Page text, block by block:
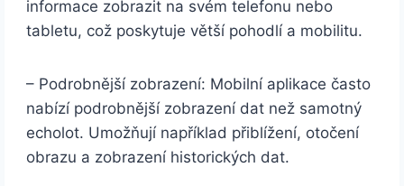
informace zobrazit na svém telefonu nebo
tabletu, což poskytuje větší pohodlí a mobilitu.
– Podrobnější zobrazení: Mobilní aplikace často
nabízí podrobnější zobrazení dat než samotný
echolot. Umožňují například přiblížení, otočení
obrazu a zobrazení historických dat.